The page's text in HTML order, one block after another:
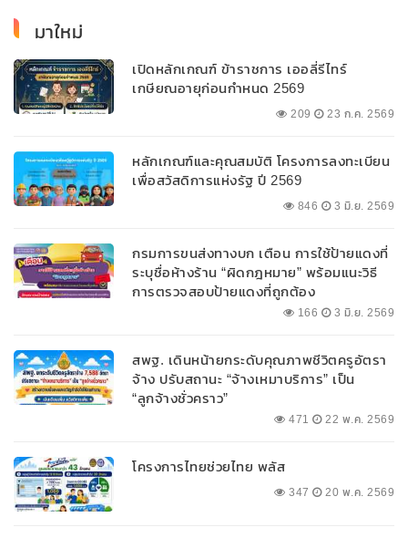
มาใหม่
เปิดหลักเกณฑ์ ข้าราชการ เออลี่รีไทร์
เกษียณอายุก่อนกำหนด 2569
209 23 ก.ค. 2569
หลักเกณฑ์และคุณสมบัติ โครงการลงทะเบียน
เพื่อสวัสดิการแห่งรัฐ ปี 2569
846 3 มิ.ย. 2569
กรมการขนส่งทางบก เตือน การใช้ป้ายแดงที่
ระบุชื่อห้างร้าน “ผิดกฎหมาย” พร้อมแนะวิธี
การตรวจสอบป้ายแดงที่ถูกต้อง
166 3 มิ.ย. 2569
สพฐ. เดินหน้ายกระดับคุณภาพชีวิตครูอัตรา
จ้าง ปรับสถานะ “จ้างเหมาบริการ” เป็น
“ลูกจ้างชั่วคราว”
471 22 พ.ค. 2569
โครงการไทยช่วยไทย พลัส
347 20 พ.ค. 2569